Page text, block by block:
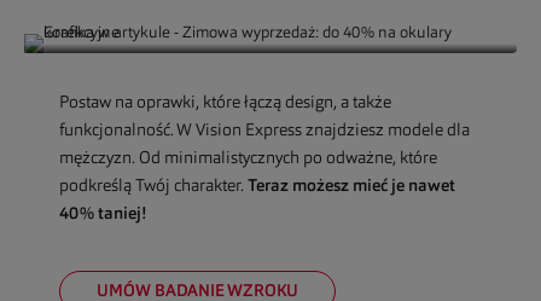
Postaw na oprawki, które łączą design, a także
funkcjonalność. W Vision Express znajdziesz modele dla
mężczyzn. Od minimalistycznych po odważne, które
podkreślą Twój charakter. Teraz możesz mieć je nawet
40% taniej!
UMÓW BADANIE WZROKU